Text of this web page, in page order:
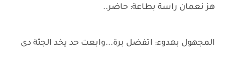
هز نعمان راسة بطاعة: حاضر..
المجهول بهدوء: اتفضل برة...وابعت حد يخد الجثة دى